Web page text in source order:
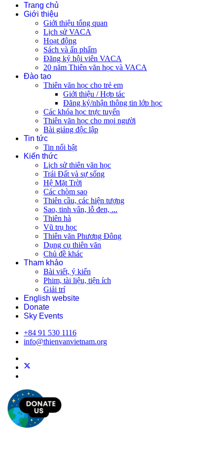
Trang chủ
Giới thiệu
Giới thiệu tổng quan
Lịch sử VACA
Hoạt động
Sách và ấn phẩm
Đăng ký hội viên VACA
20 năm Thiên văn học và VACA
Đào tạo
Thiên văn học cho trẻ em
Giới thiệu / Hợp tác
Đăng ký/nhận thông tin lớp học
Các khóa học trực tuyến
Thiên văn học cho mọi người
Bài giảng độc lập
Tin tức
Tin nổi bật
Kiến thức
Lịch sử thiên văn học
Trái Đất và sự sống
Hệ Mặt Trời
Các chòm sao
Thiên cầu, các hiện tượng
Sao, tinh vân, lỗ đen, ...
Thiên hà
Vũ trụ học
Thiên văn Phương Đông
Dụng cụ thiên văn
Chủ đề khác
Tham khảo
Bài viết, ý kiến
Phim, tài liệu, tiện ích
Giải trí
English website
Donate
Sky Events
+84 91 530 1116
info@thienvanvietnam.org